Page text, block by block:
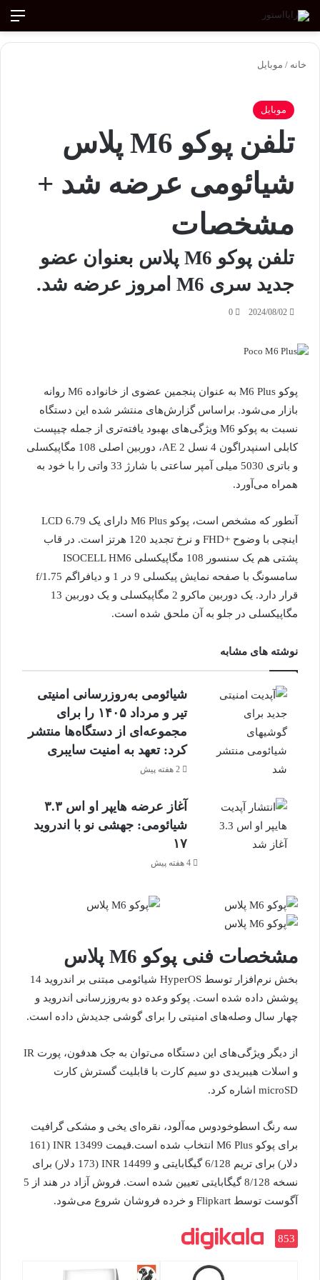
جستجو
تغییر پوسته
خانه / موبایل
موبایل
تلفن پوکو M6 پلاس
شیائومی عرضه شد +
مشخصات
تلفن پوکو M6 پلاس بعنوان عضو
جدید سری M6 امروز عرضه شد.
2024/08/02
0
پوکو M6 Plus به عنوان پنجمین عضوی از خانواده M6 روانه
بازار می‌شود. براساس گزارش‌های منتشر شده این دستگاه
نسبت به پوکو M6 ویژگی‌های بهبود یافته‌تری از جمله چیپست
کابلی اسنپدراگون 4 نسل 2 AE، دوربین اصلی 108 مگاپیکسلی
و باتری 5030 میلی آمپر ساعتی با شارژ 33 واتی را با خود به
همراه می‌آورد.
آنطور که مشخص است، پوکو M6 Plus دارای یک LCD 6.79
اینچی با وضوح +FHD و نرخ تجدید 120 هرتز است. در قاب
پشتی هم یک سنسور 108 مگاپیکسلی ISOCELL HM6
سامسونگ با صفحه نمایش پیکسلی 9 در 1 و دیافراگم f/1.75
قرار دارد. یک دوربین ماکرو 2 مگاپیکسلی و یک دوربین 13
مگاپیکسلی در جلو به آن ملحق شده است.
نوشته های مشابه
شیائومی به‌روزرسانی امنیتی
تیر و مرداد ۱۴۰۵ را برای
مجموعه‌ای از دستگاه‌ها منتشر
کرد: تعهد به امنیت سایبری
2 هفته پیش
آغاز عرضه هایپر او اس ۳.۳
شیائومی: جهشی نو با اندروید
۱۷
4 هفته پیش
مشخصات فنی پوکو M6 پلاس
بخش نرم‌افزار توسط HyperOS شیائومی مبتنی بر اندروید 14
پوشش داده شده است. پوکو وعده دو به‌روزرسانی اندروید و
چهار سال وصله‌های امنیتی را برای گوشی جدیدش داده است.
از دیگر ویژگی‌های این دستگاه می‌توان به جک هدفون، پورت IR
و اسلات هیبریدی دو سیم کارت با قابلیت گسترش کارت
microSD اشاره کرد.
سه رنگ اسطوخودوس مه‌آلود، نقره‌ای یخی و مشکی گرافیت
برای پوکو M6 Plus انتخاب شده است.قیمت 13499 INR (161
دلار) برای تریم 6/128 گیگابایتی و 14499 INR (173 دلار) برای
نسخه 8/128 گیگابایتی تعیین شده است. فروش آزاد در هند از 5
آگوست توسط Flipkart و خرده فروشان شروع می‌شود.
853